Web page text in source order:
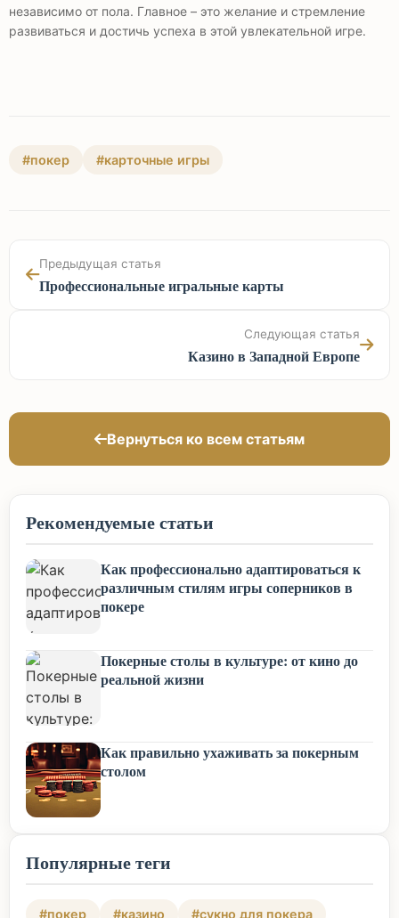
независимо от пола. Главное – это желание и стремление
развиваться и достичь успеха в этой увлекательной игре.
#покер #карточные игры
Предыдущая статья
Профессиональные игральные карты
Следующая статья
Казино в Западной Европе
Вернуться ко всем статьям
Рекомендуемые статьи
Как профессионально адаптироваться к
различным стилям игры соперников в
покере
Покерные столы в культуре: от кино до
реальной жизни
Как правильно ухаживать за покерным
столом
Популярные теги
#покер #казино
#сукно для покера